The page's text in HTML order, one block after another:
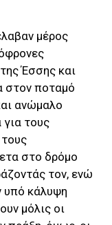
μέρος
Έσσης και
στον ποταμό
ανώμαλο
για τους
στο δρόμο
τον, ενώ
υπό κάλυψη
μόλις οι